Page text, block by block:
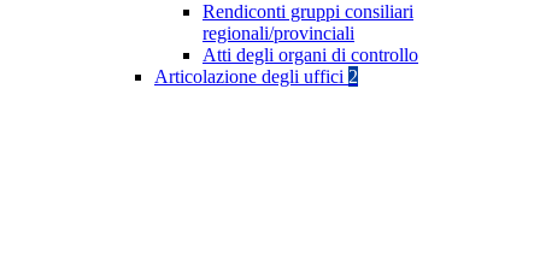
Rendiconti gruppi consiliari
regionali/provinciali
Atti degli organi di controllo
Articolazione degli uffici 2